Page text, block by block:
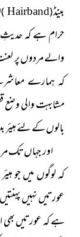
بینڈ(
Hairband
)
حرام ہے کہ
والے مردوں پر
کہ ہمارے
مشابہت والی وضع
بالوں کے لئے ہیئر
اور جہاں تک
کہ لوگوں میں جو
عورتیں نہیں
ہے کہ عورتیں